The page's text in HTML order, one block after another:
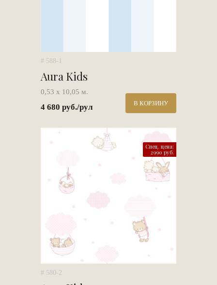
# 588-1
Aura Kids
0,53 х 10,05 м.
4 680 руб./рул В КОРЗИНУ
Спец. цена:
2990 руб.
# 580-2